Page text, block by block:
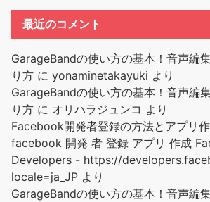
最近のコメント
GarageBandの使い方の基本！音声編
り方 に yonaminetakayuki より
GarageBandの使い方の基本！音声編
り方 に オリハラジュンコ より
Facebook開発者登録の方法とアプリ
facebook 開発 者 登録 アプリ 作成
Developers - https://
locale=ja_JP より
GarageBandの使い方の基本！音声編